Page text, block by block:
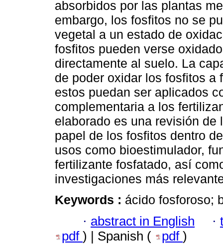
absorbidos por las plantas
embargo, los fosfitos no se
vegetal a un estado de
fosfitos pueden verse
directamente al suelo. La
de poder oxidar los fosfitos a
estos puedan ser aplicados
complementaria a los
elaborado es una revisión
papel de los fosfitos dentro
usos como bioestimulador,
fertilizante fosfatado, así
investigaciones más
Keywords : ácido fosforoso;
· abstract in English ·
pdf ) | Spanish ( pdf )